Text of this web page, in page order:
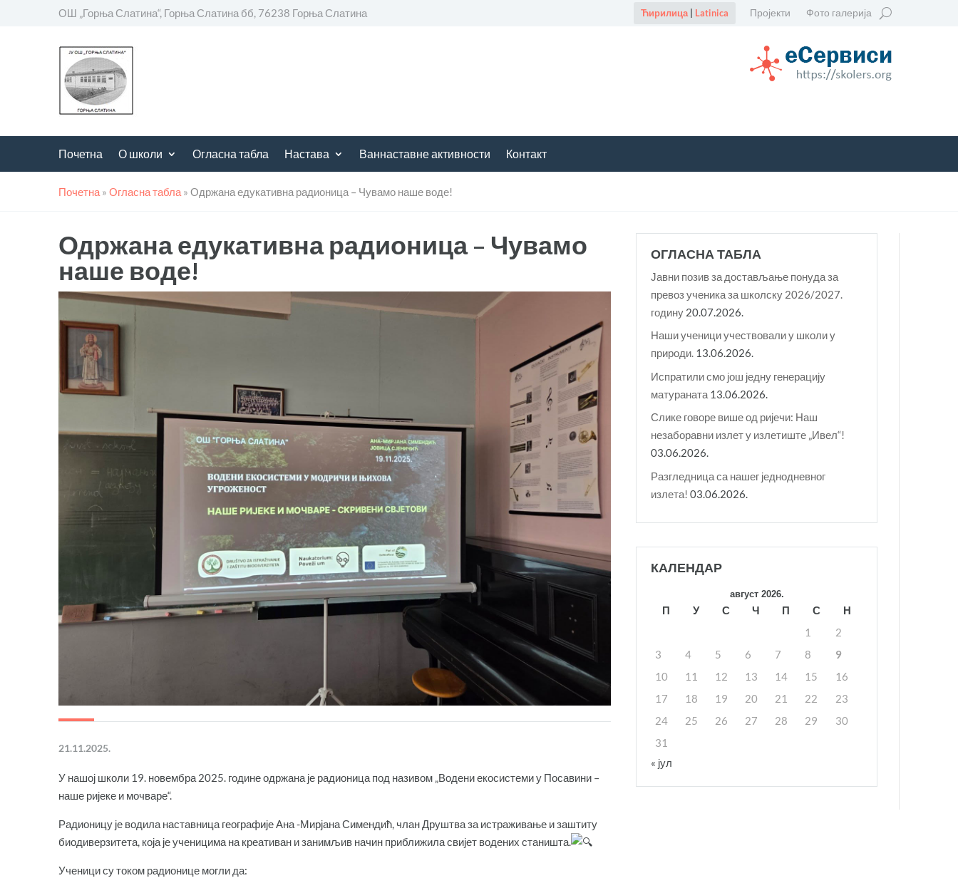
ОШ „Горња Слатина“, Горња Слатина бб, 76238 Горња Слатина Пројекти Фото галерија
Ћирилица| Latinica
Почетна О школи Огласна табла Настава Ваннаставне активности Контакт
Почетна » Огласна табла » Одржана едукативна радионица – Чувамо наше воде!
Одржана едукативна радионица – Чувамо
наше воде!
21.11.2025.
У нашој школи 19. новембра 2025. године одржана је радионица под називом „Водени екосистеми у Посавини –
наше ријеке и мочваре“.
Радионицу је водила наставница географије Ана -Мирјана Симендић, члан Друштва за истраживање и заштиту
биодиверзитета, која је ученицима на креативан и занимљив начин приближила свијет водених станишта.
Ученици су током радионице могли да:
ОГЛАСНА ТАБЛА
Јавни позив за достављање понуда за
превоз ученика за школску 2026/2027.
годину 20.07.2026.
Наши ученици учествовали у школи у
природи. 13.06.2026.
Испратили смо још једну генерацију
матураната 13.06.2026.
Слике говоре више од ријечи: Наш
незаборавни излет у излетиште „Ивел“!
03.06.2026.
Разгледница са нашег једнодневног
излета! 03.06.2026.
КАЛЕНДАР
август 2026.
П У С Ч П С
Н
1
2
3
4 5 6 7 8
9
10
11 12 13 14 15
16
17
18 19 20 21 22
23
24
25 26 27 28 29
30
31
« јул